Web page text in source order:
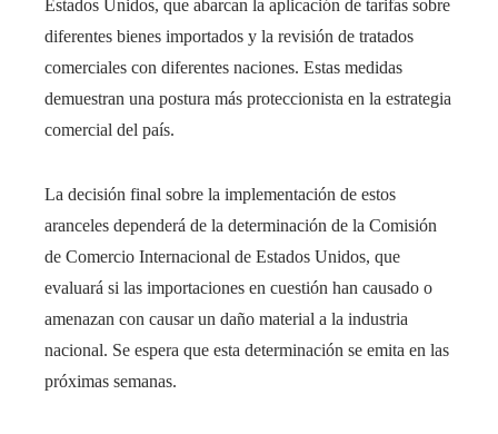
Estados Unidos, que abarcan la aplicación de tarifas sobre
diferentes bienes importados y la revisión de tratados
comerciales con diferentes naciones. Estas medidas
demuestran una postura más proteccionista en la estrategia
comercial del país.
La decisión final sobre la implementación de estos
aranceles dependerá de la determinación de la Comisión
de Comercio Internacional de Estados Unidos, que
evaluará si las importaciones en cuestión han causado o
amenazan con causar un daño material a la industria
nacional. Se espera que esta determinación se emita en las
próximas semanas.​